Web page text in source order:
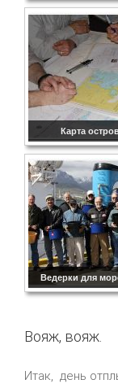
Карта
Ведерки для
Вояж, вояж.
Итак, день